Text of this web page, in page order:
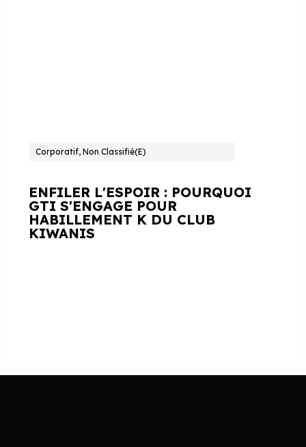
Corporatif, Non Classifié(e)
ENFILER L'ESPOIR : POURQUOI
GTI S'ENGAGE POUR
HABILLEMENT K DU CLUB
KIWANIS